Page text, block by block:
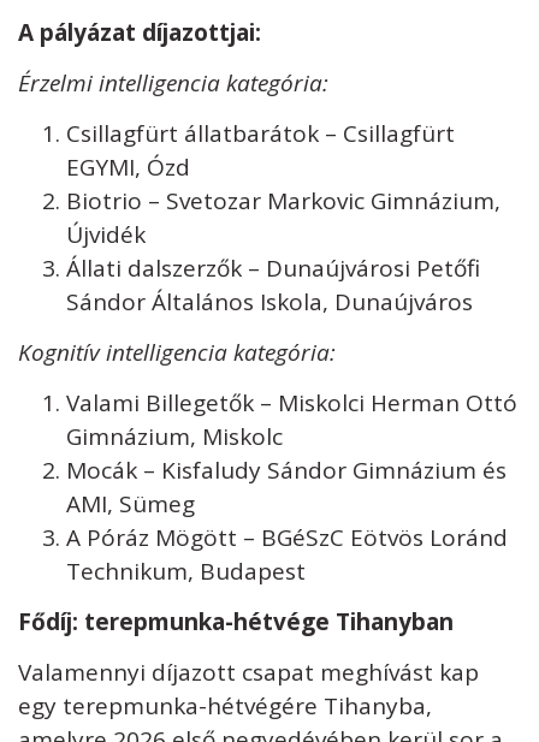
A pályázat díjazottjai:
Érzelmi intelligencia kategória:
Csillagfürt állatbarátok – Csillagfürt
EGYMI, Ózd
Biotrio – Svetozar Markovic Gimnázium,
Újvidék
Állati dalszerzők – Dunaújvárosi Petőfi
Sándor Általános Iskola, Dunaújváros
Kognitív intelligencia kategória:
Valami Billegetők – Miskolci Herman Ottó
Gimnázium, Miskolc
Mocák – Kisfaludy Sándor Gimnázium és
AMI, Sümeg
A Póráz Mögött – BGéSzC Eötvös Loránd
Technikum, Budapest
Fődíj: terepmunka-hétvége Tihanyban
Valamennyi díjazott csapat meghívást kap
egy terepmunka-hétvégére Tihanyba,